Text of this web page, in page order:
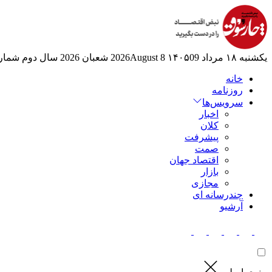
یکشنبه ۱۸ مرداد ۱۴۰۵ 09 2026August 8 شعبان 2026 سال دوم شماره
خانه
روزنامه
سرویس‌ها
اخبار
کلان
پیشرفت
صمت
اقتصاد جهان
بازار
مجازی
چندرسانه ای
آرشیو